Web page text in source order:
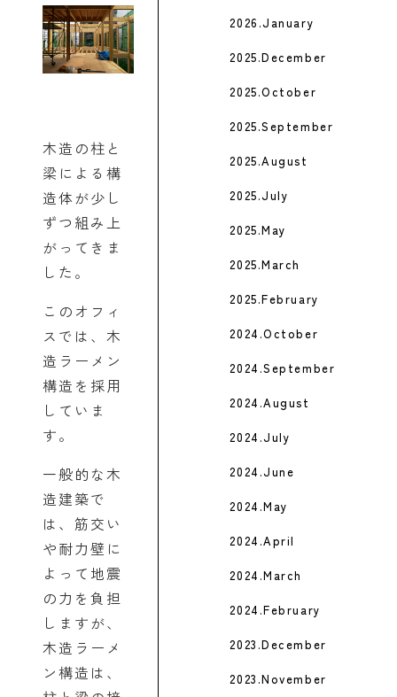
木造の柱と
梁による構
造体が少し
ずつ組み上
がってきま
した。
このオフィ
スでは、木
造ラーメン
構造を採用
していま
す。
一般的な木
造建築で
は、筋交い
や耐力壁に
よって地震
の力を負担
しますが、
木造ラーメ
ン構造は、
2026.January
2025.December
2025.October
2025.September
2025.August
2025.July
2025.May
2025.March
2025.February
2024.October
2024.September
2024.August
2024.July
2024.June
2024.May
2024.April
2024.March
2024.February
2023.December
2023.November